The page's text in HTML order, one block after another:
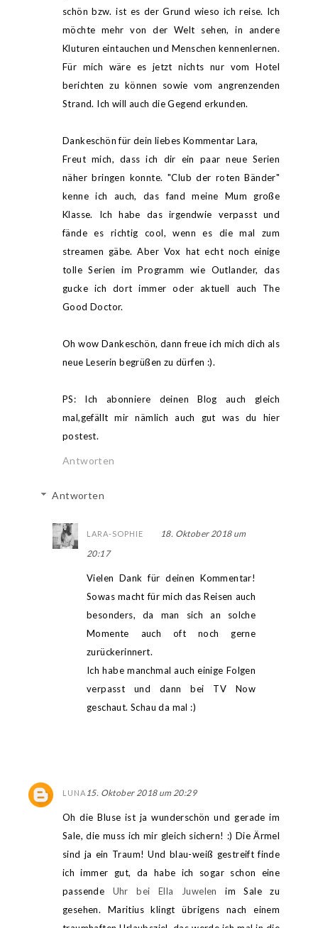
schön bzw. ist es der Grund wieso ich reise. Ich
möchte mehr von der Welt sehen, in andere
Kluturen eintauchen und Menschen kennenlernen.
Für mich wäre es jetzt nichts nur vom Hotel
berichten zu können sowie vom angrenzenden
Strand. Ich will auch die Gegend erkunden.
Dankeschön für dein liebes Kommentar Lara,
Freut mich, dass ich dir ein paar neue Serien
näher bringen konnte. "Club der roten Bänder"
kenne ich auch, das fand meine Mum große
Klasse. Ich habe das irgendwie verpasst und
fände es richtig cool, wenn es die mal zum
streamen gäbe. Aber Vox hat echt noch einige
tolle Serien im Programm wie Outlander, das
gucke ich dort immer oder aktuell auch The
Good Doctor.
Oh wow Dankeschön, dann freue ich mich dich als
neue Leserin begrüßen zu dürfen :).
PS: Ich abonniere deinen Blog auch gleich
mal,gefällt mir nämlich auch gut was du hier
postest.
Antworten
Antworten
LARA-SOPHIE
18. Oktober 2018 um
20:17
Vielen Dank für deinen Kommentar!
Sowas macht für mich das Reisen auch
besonders, da man sich an solche
Momente auch oft noch gerne
zurückerinnert.
Ich habe manchmal auch einige Folgen
verpasst und dann bei TV Now
geschaut. Schau da mal :)
LUNA15. Oktober 2018 um 20:29
Oh die Bluse ist ja wunderschön und gerade im
Sale, die muss ich mir gleich sichern! :) Die Ärmel
sind ja ein Traum! Und blau-weiß gestreift finde
ich immer gut, da habe ich sogar schon eine
passende Uhr bei Ella Juwelen
im Sale zu
gesehen. Maritius klingt übrigens nach einem